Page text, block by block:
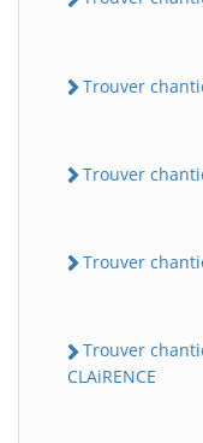
Trouver
Trouver
Trouver
Trouver
CLAiRENCE